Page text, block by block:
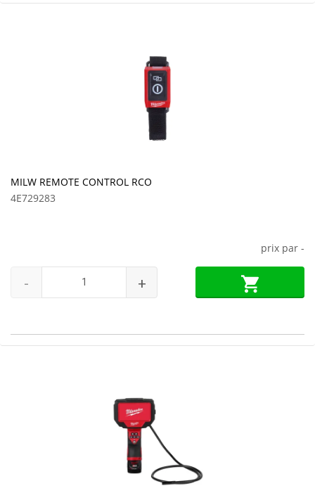
MILW REMOTE CONTROL RCO
4E729283
prix par -
- +